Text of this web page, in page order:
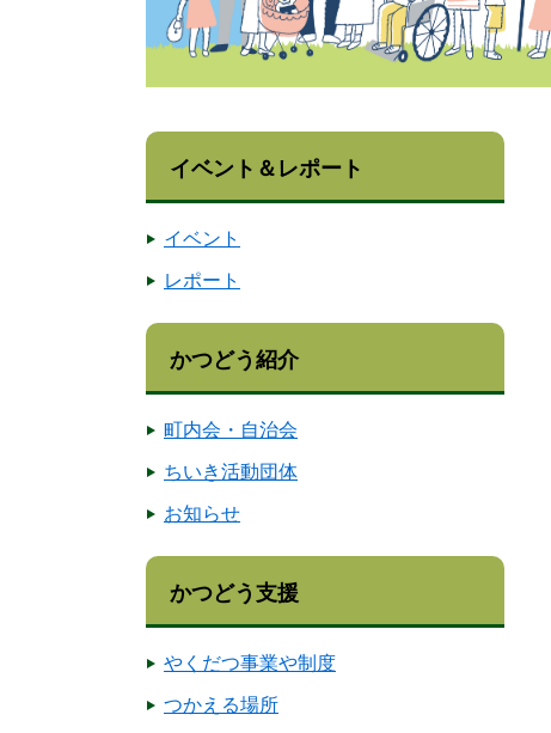
イベント＆レポート
イベント
レポート
かつどう紹介
町内会・自治会
ちいき活動団体
お知らせ
かつどう支援
やくだつ事業や制度
つかえる場所